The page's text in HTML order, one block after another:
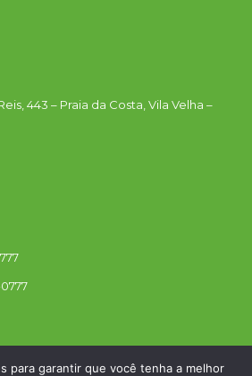
443 – Praia da Costa, Vila Velha –
para garantir que você tenha a melhor